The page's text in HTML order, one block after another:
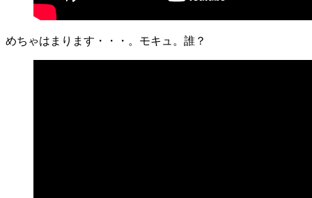
めちゃはまります・・・。モキュ。誰？